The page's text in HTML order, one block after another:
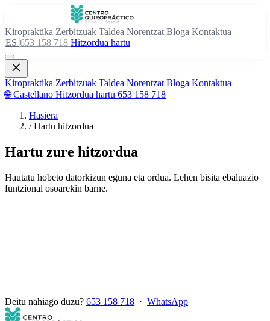
Kiropraktika Zerbitzuak Taldea Norentzat Bloga Kontaktua
ES 653 158 718 Hitzordua hartu
Kiropraktika Zerbitzuak Taldea Norentzat Bloga Kontaktua
🌐 Castellano Hitzordua hartu 653 158 718
Hasiera
/ Hartu hitzordua
Hartu zure hitzordua
Hautatu hobeto datorkizun eguna eta ordua. Lehen bisita ebaluazio
funtzional osoarekin barne.
Deitu nahiago duzu? 653 158 718 · WhatsApp